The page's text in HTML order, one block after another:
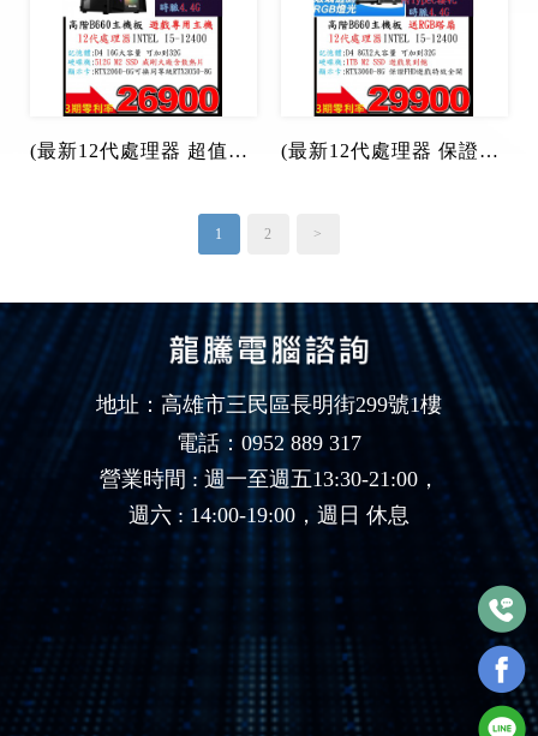
(最新12代處理器 超值首選)I5-12400/16G/512G SSD/2060-6G (最新12代處理器 保證所有遊戲特效全開)I5-12400/16G/1TB SSD/3060-8G/650W金牌電源
1 2 >
地址：高雄市三民區長明街299號1樓
電話：0952 889 317
營業時間 : 週一至週五13:30-21:00，
週六 : 14:00-19:00，週日 休息